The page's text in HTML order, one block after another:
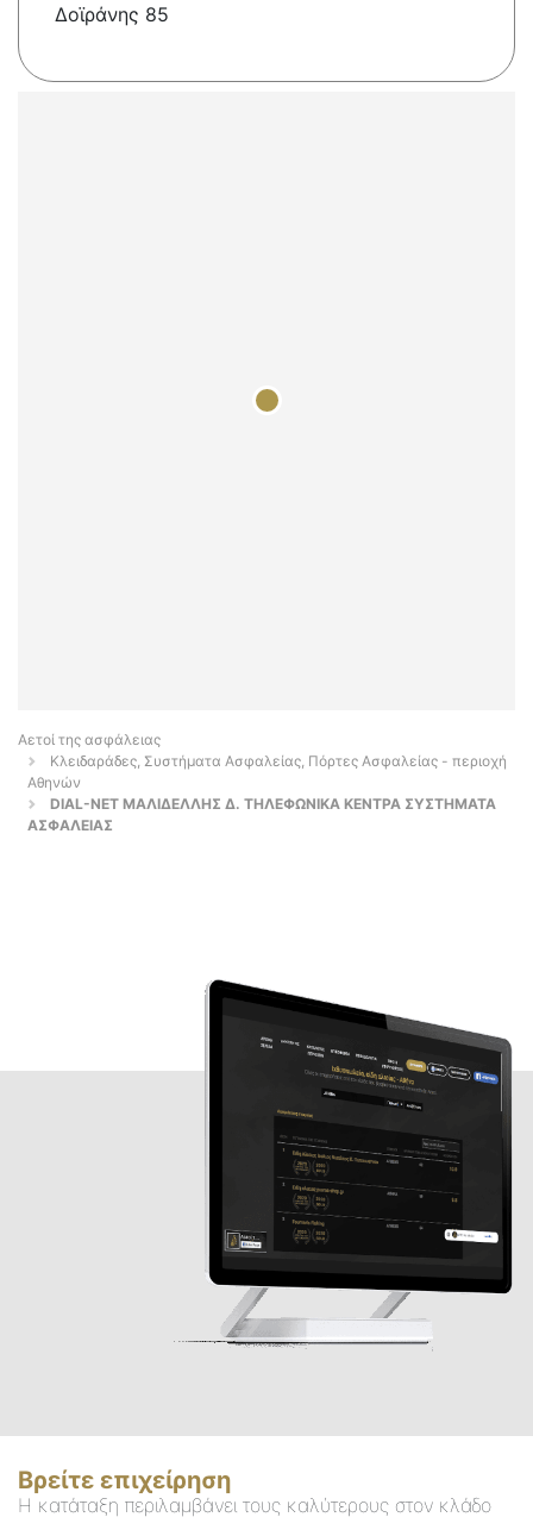
Δοϊράνης 85
Αετοί της ασφάλειας
Κλειδαράδες, Συστήματα Ασφαλείας, Πόρτες Ασφαλείας - περιοχή
Αθηνών
DIAL-NET ΜΑΛΙΔΕΛΛΗΣ Δ. ΤΗΛΕΦΩΝΙΚΑ ΚΕΝΤΡΑ ΣΥΣΤΗΜΑΤΑ
ΑΣΦΑΛΕΙΑΣ
Βρείτε επιχείρηση
Η κατάταξη περιλαμβάνει τους καλύτερους στον κλάδο